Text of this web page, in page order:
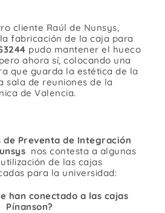
cliente Raúl de Nunsys,
fabricación de la caja para
pudo mantener el hueco
ahora sí, colocando una
que guarda la estética de la
sala de reuniones de la
de Valencia.
de Preventa de Integración
nos contesta a algunas
de las cajas
para la universidad:
han conectado a las cajas
Pínanson?